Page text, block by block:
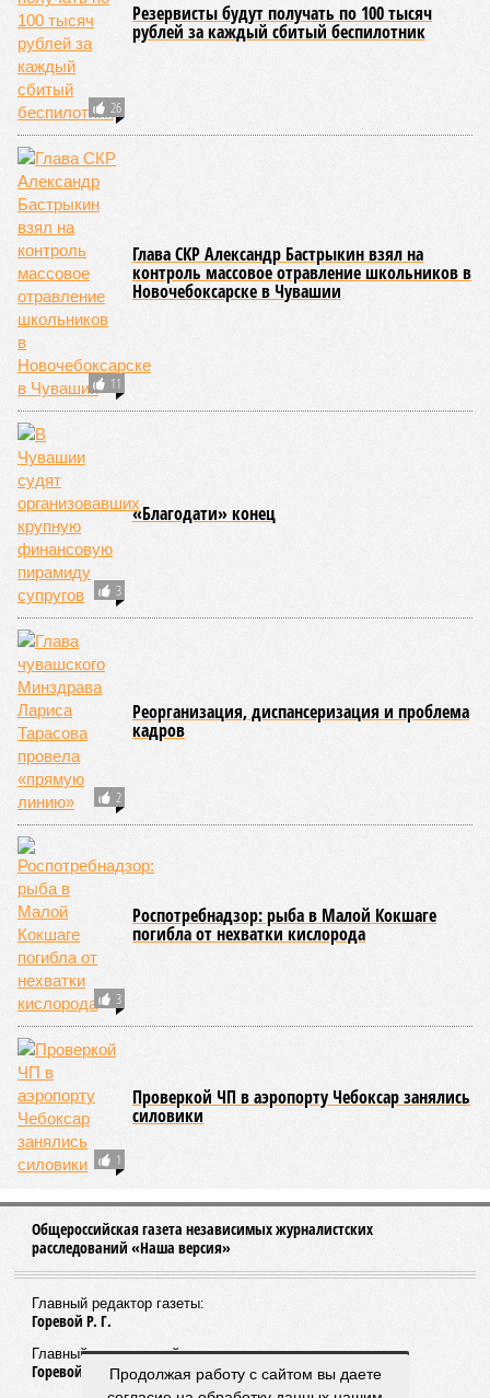
26
Резервисты будут получать по 100 тысяч
рублей за каждый сбитый беспилотник
11
Глава СКР Александр Бастрыкин взял на
контроль массовое отравление школьников в
Новочебоксарске в Чувашии
3
«Благодати» конец
2
Реорганизация, диспансеризация и проблема
кадров
3
Роспотребнадзор: рыба в Малой Кокшаге
погибла от нехватки кислорода
1
Проверкой ЧП в аэропорту Чебоксар занялись
силовики
Общероссийская газета независимых журналистских
расследований «Наша версия»
Главный редактор газеты:
Горевой Р. Г.
Главный редактор сайта:
Горевой Р. Г.Продолжая работу с сайтом вы даете